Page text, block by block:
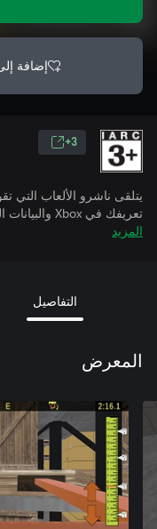
إضافة
3+
يتلقى ناشرو الألعاب التي
تعريفك في Xbox والبيانات المقترنة بينما تمارس الألعاب.
المزيد
التفاصيل
المعرض